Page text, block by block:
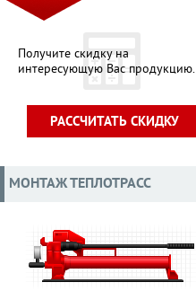
Получите скидку на
интересующую Вас продукцию.
РАССЧИТАТЬ СКИДКУ
МОНТАЖ ТЕПЛОТРАСС